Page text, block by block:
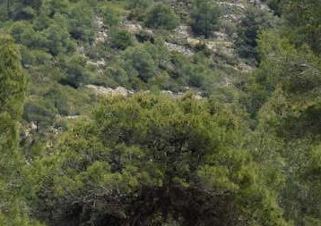
para V-Strom